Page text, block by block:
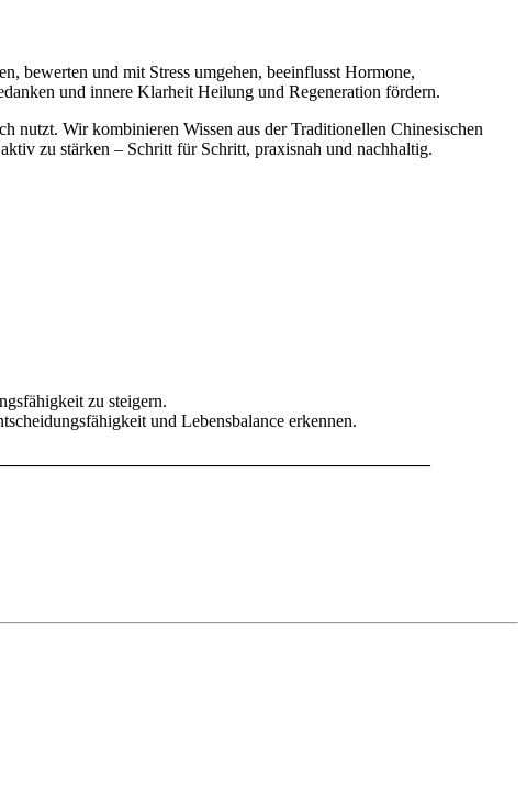
bewerten und mit Stress umgehen, beeinflusst Hormone,
und innere Klarheit Heilung und Regeneration fördern.
nutzt. Wir kombinieren Wissen aus der Traditionellen Chinesischen
zu stärken – Schritt für Schritt, praxisnah und nachhaltig.
zu steigern.
und Lebensbalance erkennen.